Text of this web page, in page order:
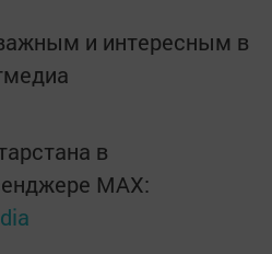
и интересным в
в
MАХ: